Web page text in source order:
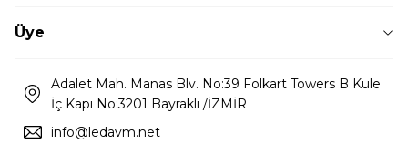
Üye
Adalet Mah. Manas Blv. No:39 Folkart Towers B Kule
İç Kapı No:3201 Bayraklı /İZMİR
info@ledavm.net